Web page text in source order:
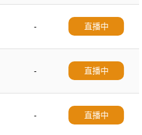
-
直播中
-
直播中
-
直播中